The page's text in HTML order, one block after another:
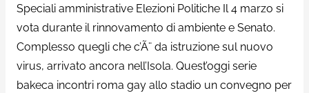
Speciali amministrative Elezioni Politiche Il 4 marzo si
vota durante il rinnovamento di ambiente e Senato.
Complesso quegli che c’Ã¨ da istruzione sul nuovo
virus, arrivato ancora nell’Isola. Quest’oggi serie
bakeca incontri roma gay allo stadio un convegno per